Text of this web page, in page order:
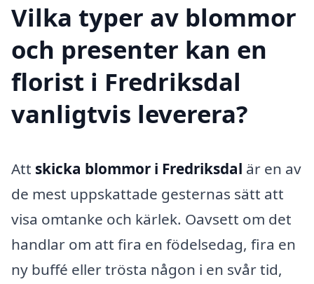
Vilka typer av blommor
och presenter kan en
florist i Fredriksdal
vanligtvis leverera?
Att skicka blommor i Fredriksdal är en av
de mest uppskattade gesternas sätt att
visa omtanke och kärlek. Oavsett om det
handlar om att fira en födelsedag, fira en
ny buffé eller trösta någon i en svår tid,